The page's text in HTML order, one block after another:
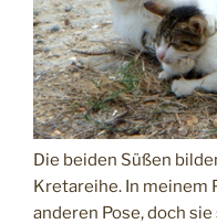
Die beiden Süßen
Kretareihe. In meinem
anderen Pose, doch